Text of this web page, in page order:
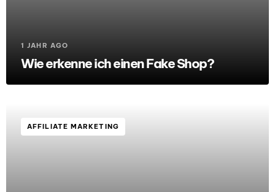
1 JAHR AGO
Wie erkenne ich einen Fake Shop?
AFFILIATE MARKETING